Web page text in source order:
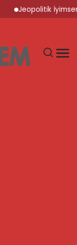
Jeopolitik İyimserlik